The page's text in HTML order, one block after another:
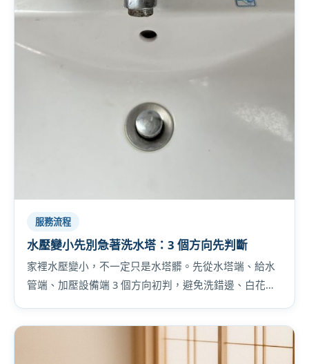
服務流程
水壓變小先別急著洗水塔：3 個方向先判斷
家裡水壓變小，不一定只是水塔髒。先從水塔端、給水
管端、加壓設備端 3 個方向初判，避免洗錯邊、白花